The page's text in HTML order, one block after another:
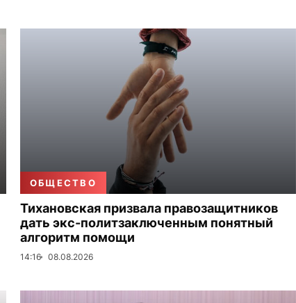
ОБЩЕСТВО
Тихановская призвала правозащитников
дать экс-политзаключенным понятный
алгоритм помощи
14:16 08.08.2026